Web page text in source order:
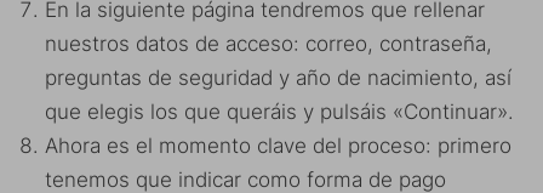
En la siguiente página tendremos que rellenar
nuestros datos de acceso: correo, contraseña,
preguntas de seguridad y año de nacimiento, así
que elegis los que queráis y pulsáis «Continuar».
Ahora es el momento clave del proceso: primero
tenemos que indicar como forma de pago